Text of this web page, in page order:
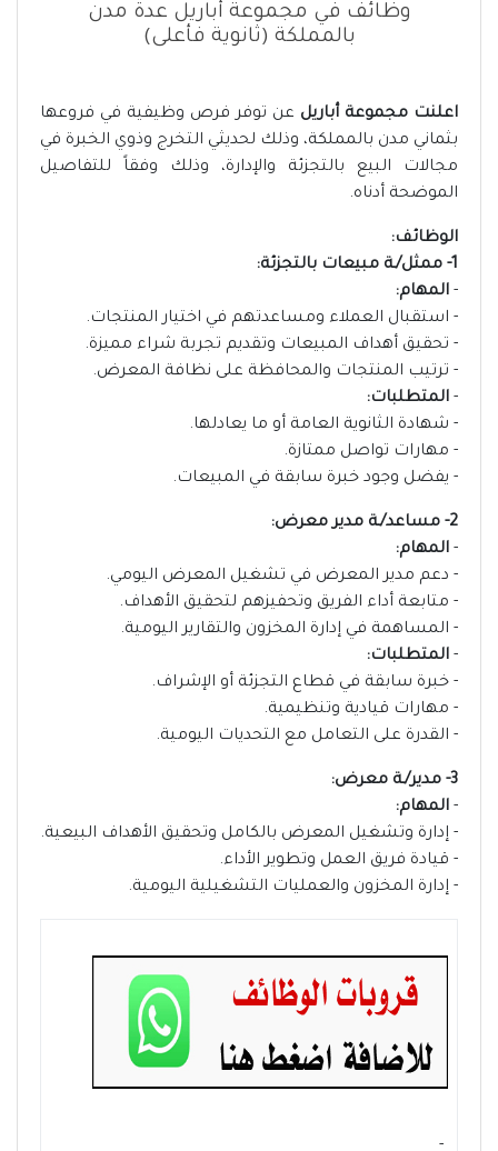
وظائف في مجموعة أباريل عدة مدن
بالمملكة (ثانوية فأعلى)
اعلنت مجموعة أباريل عن توفر فرص وظيفية في فروعها
بثماني مدن بالمملكة، وذلك لحديثي التخرج وذوي الخبرة في
مجالات البيع بالتجزئة والإدارة، وذلك وفقاً للتفاصيل
الموضحة أدناه.
الوظائف:
1- ممثل/ـة مبيعات بالتجزئة:
- المهام:
- استقبال العملاء ومساعدتهم في اختيار المنتجات.
- تحقيق أهداف المبيعات وتقديم تجربة شراء مميزة.
- ترتيب المنتجات والمحافظة على نظافة المعرض.
- المتطلبات:
- شهادة الثانوية العامة أو ما يعادلها.
- مهارات تواصل ممتازة.
- يفضل وجود خبرة سابقة في المبيعات.
2- مساعد/ـة مدير معرض:
- المهام:
- دعم مدير المعرض في تشغيل المعرض اليومي.
- متابعة أداء الفريق وتحفيزهم لتحقيق الأهداف.
- المساهمة في إدارة المخزون والتقارير اليومية.
- المتطلبات:
- خبرة سابقة في قطاع التجزئة أو الإشراف.
- مهارات قيادية وتنظيمية.
- القدرة على التعامل مع التحديات اليومية.
3- مدير/ـة معرض:
- المهام:
- إدارة وتشغيل المعرض بالكامل وتحقيق الأهداف البيعية.
- قيادة فريق العمل وتطوير الأداء.
- إدارة المخزون والعمليات التشغيلية اليومية.
- ‏